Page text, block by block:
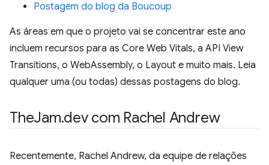
Postagem do blog da Boucoup
As áreas em que o projeto vai se concentrar este ano
incluem recursos para as Core Web Vitals, a API View
Transitions, o WebAssembly, o Layout e muito mais. Leia
qualquer uma (ou todas) dessas postagens do blog.
TheJam.dev com Rachel Andrew
Recentemente, Rachel Andrew, da equipe de relações